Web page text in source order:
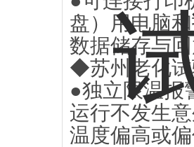
盘）用电脑
数据储存与
◆苏州老化试
●独立限温报
运行不发生
温度偏高或